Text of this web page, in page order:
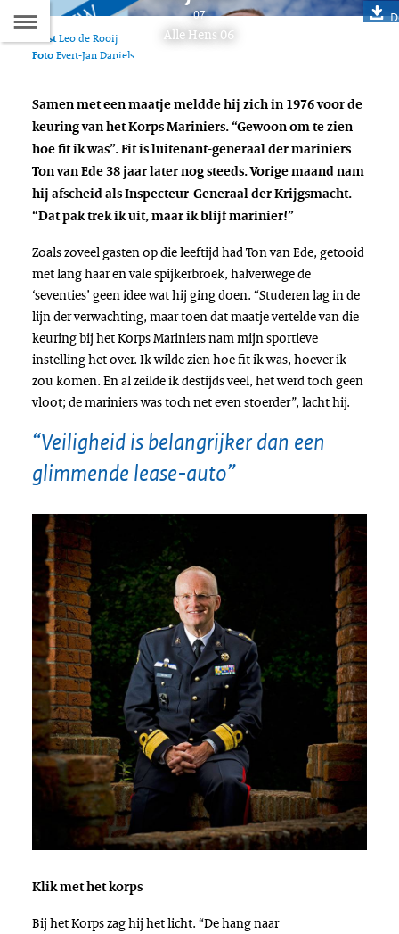
07
Dit
Alle Hens 06
TekstLeo de Rooij
FotoEvert-Jan Daniels
Samen met een maatje meldde hij zich in 1976 voor de
keuring van het Korps Mariniers. “Gewoon om te zien
hoe fit ik was”. Fit is luitenant-generaal der mariniers
Ton van Ede 38 jaar later nog steeds. Vorige maand nam
hij afscheid als Inspecteur-Generaal der Krijgsmacht.
“Dat pak trek ik uit, maar ik blijf marinier!”
Zoals zoveel gasten op die leeftijd had Ton van Ede, getooid
met lang haar en vale spijkerbroek, halverwege de
‘seventies’ geen idee wat hij ging doen. “Studeren lag in de
lijn der verwachting, maar toen dat maatje vertelde van die
keuring bij het Korps Mariniers nam mijn sportieve
instelling het over. Ik wilde zien hoe fit ik was, hoever ik
zou komen. En al zeilde ik destijds veel, het werd toch geen
vloot; de mariniers was toch net even stoerder”, lacht hij.
“Veiligheid is belangrijker dan een
glimmende lease-auto”
Klik met het korps
Bij het Korps zag hij het licht. “De hang naar
Naar
de